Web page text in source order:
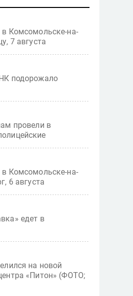
Комсомольске-на-
7 августа
подорожало
провели в
Комсомольске-на-
6 августа
едет в
на новой
«Питон» (ФОТО;